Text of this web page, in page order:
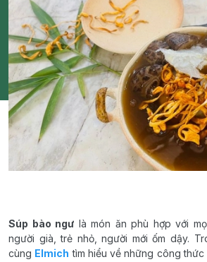
Súp bào ngư là món ăn phù hợp với
người già, trẻ nhỏ, người mới ốm dậy.
cùng Elmich tìm hiểu về những công